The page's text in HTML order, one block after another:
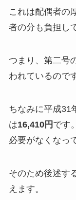
これは配偶者の
者の分も負担し
つまり、第二号
われているので
ちなみに平成31
は16,410円 です
必要がなくなっ
そのため後述す
えます。